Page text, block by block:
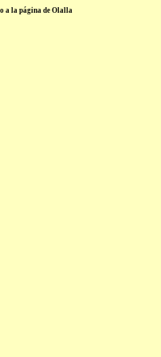
a la página de Olalla